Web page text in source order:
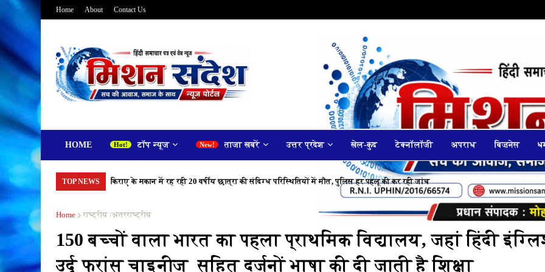
Home About Contact Us
HOME टॉप न्यूज ताजा खबरें उत्तर प्रदेश खेल-कुद टेक्नॉलॉजी अपराध बिज़नेस
TOP NEWS किराए के मकान में रह रही 20 वर्षीय छात्रा की संदिग्ध परिस्थितियों में मौत, पुलिस हर पहलू की कर रही जांच
Home राष्ट्रीय /अंतरराष्ट्रीय
150 बच्चों वाला भारत का पहला प्राथमिक विद्यालय, जहां हिंदी
उर्दू फ्रांस चाइनीज सहित दर्जनों भाषा की दी जाती है शिक्षा